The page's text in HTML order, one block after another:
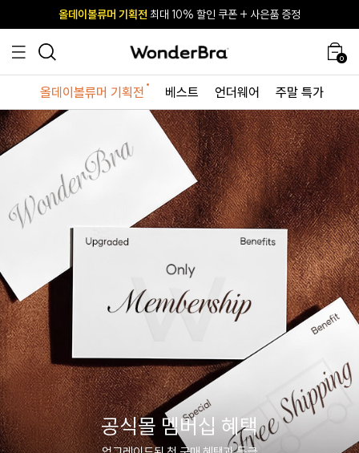
사이즈 무료 교환 서비스
올데이볼류머 기획전 최대 10% 할인 쿠폰 + 사은품 증정
사이즈 무료 교환 서비스
올데이볼류머 기획전 최대 10% 할인 쿠폰 + 사은품 증정
0
올데이볼류머 기획전 베스트 언더웨어 주말 특가
올데이볼류머 신상 출시